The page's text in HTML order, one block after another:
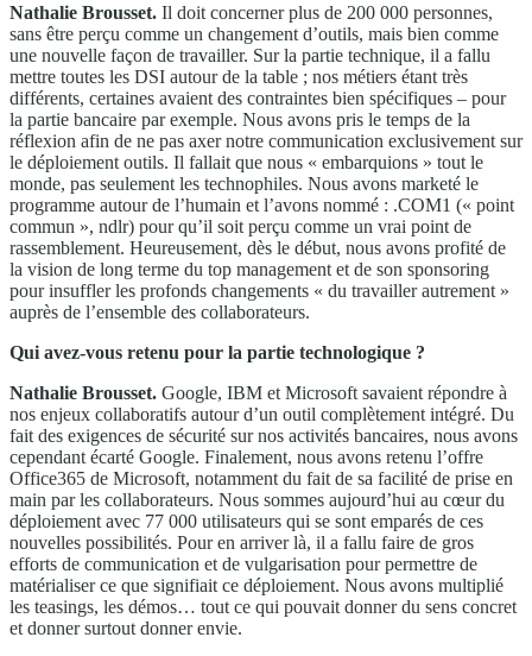
Nathalie Brousset. Il doit concerner plus de 200 000 personnes,
sans être perçu comme un changement d’outils, mais bien comme
une nouvelle façon de travailler. Sur la partie technique, il a fallu
mettre toutes les DSI autour de la table ; nos métiers étant très
différents, certaines avaient des contraintes bien spécifiques – pour
la partie bancaire par exemple. Nous avons pris le temps de la
réflexion afin de ne pas axer notre communication exclusivement sur
le déploiement outils. Il fallait que nous « embarquions » tout le
monde, pas seulement les technophiles. Nous avons marketé le
programme autour de l’humain et l’avons nommé : .COM1 (« point
commun », ndlr) pour qu’il soit perçu comme un vrai point de
rassemblement. Heureusement, dès le début, nous avons profité de
la vision de long terme du top management et de son sponsoring
pour insuffler les profonds changements « du travailler autrement »
auprès de l’ensemble des collaborateurs.
Qui avez-vous retenu pour la partie technologique ?
Nathalie Brousset. Google, IBM et Microsoft savaient répondre à
nos enjeux collaboratifs autour d’un outil complètement intégré. Du
fait des exigences de sécurité sur nos activités bancaires, nous avons
cependant écarté Google. Finalement, nous avons retenu l’offre
Office365 de Microsoft, notamment du fait de sa facilité de prise en
main par les collaborateurs. Nous sommes aujourd’hui au cœur du
déploiement avec 77 000 utilisateurs qui se sont emparés de ces
nouvelles possibilités. Pour en arriver là, il a fallu faire de gros
efforts de communication et de vulgarisation pour permettre de
matérialiser ce que signifiait ce déploiement. Nous avons multiplié
les teasings, les démos… tout ce qui pouvait donner du sens concret
et donner surtout donner envie.